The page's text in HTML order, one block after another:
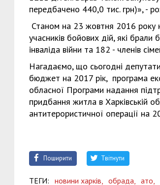
передбачено 440,0 тис. грн)», -
Станом на 23 жовтня 2016 року
учасників бойових дій, які
інваліда війни та 182 - членів
Нагадаємо, що сьогодні
бюджет на 2017 рік, програма
обласної Програми надання
придбання житла в Харківській
антитерористичної операції на
Поширити Твітнути
ТЕГИ: новини харків, обрада, ато,